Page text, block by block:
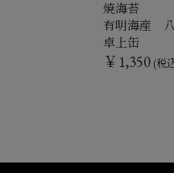
焼海苔
有明海産
卓上缶
￥1,350(税